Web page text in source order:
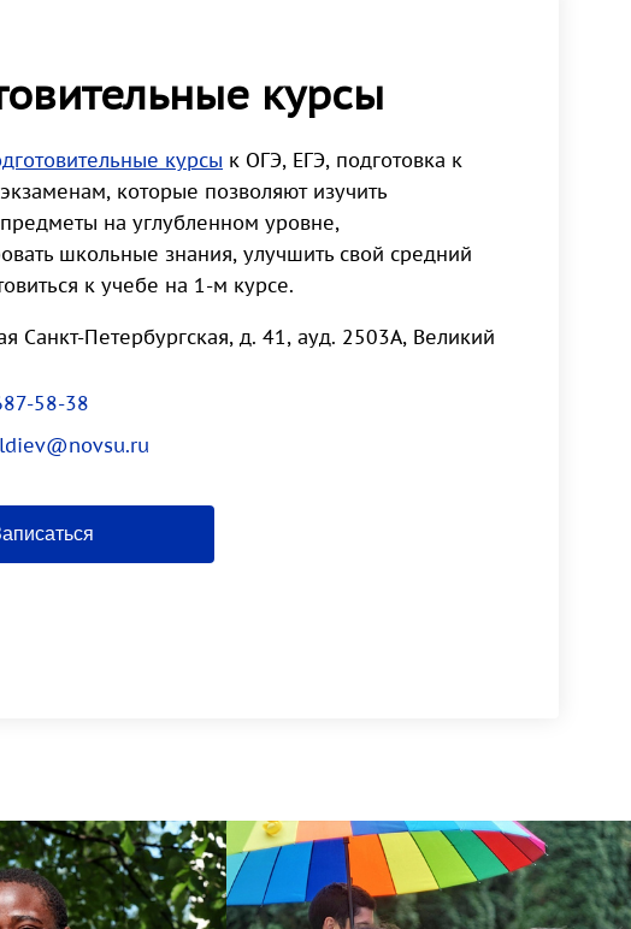
курсы
курсы к ОГЭ, ЕГЭ, подготовка к
которые позволяют изучить
на углубленном уровне,
школьные знания, улучшить свой средний
к учебе на 1-м курсе.
Санкт-Петербургская, д. 41, ауд. 2503А, Великий
58-38